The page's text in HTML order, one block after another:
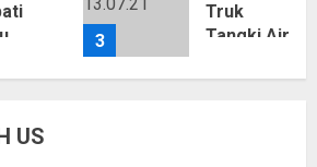
3
Truk
Tangki Air
Polres
US